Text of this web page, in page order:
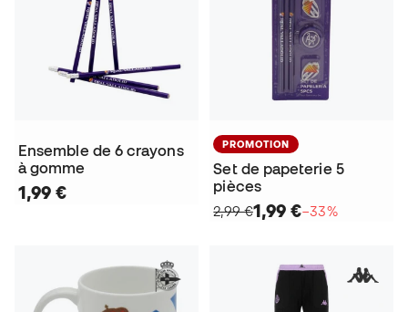
Ensemble de 6 crayons
à gomme
1,99 €
PROMOTION
Set de papeterie 5
pièces
2,99 €1,99 €−33%